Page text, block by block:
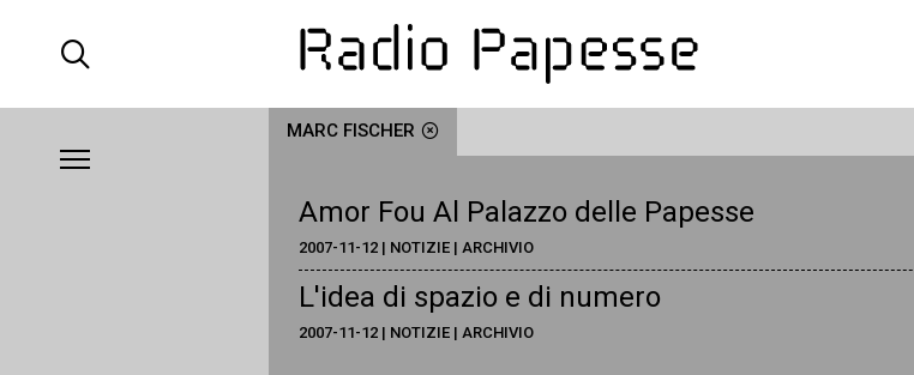
MARC FISCHER
Amor Fou Al Palazzo delle Papesse
2007-11-12 | NOTIZIE | ARCHIVIO
L'idea di spazio e di numero
2007-11-12 | NOTIZIE | ARCHIVIO